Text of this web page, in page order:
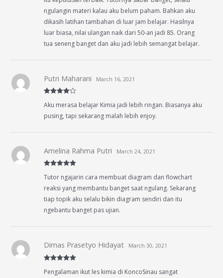
ngulangin materi kalau aku belum paham. Bahkan aku
dikasih latihan tambahan di luar jam belajar. Hasilnya
luar biasa, nilai ulangan naik dari 50-an jadi 85. Orang
tua seneng banget dan aku jadi lebih semangat belajar.
out of 5
Putri Maharani March 16, 2021
Aku merasa belajar Kimia jadi lebih ringan. Biasanya aku
pusing, tapi sekarang malah lebih enjoy.
of 5
Amelina Rahma Putri March 24, 2021
Tutor ngajarin cara membuat diagram dan flowchart
reaksi yang membantu banget saat ngulang. Sekarang
tiap topik aku selalu bikin diagram sendiri dan itu
ngebantu banget pas ujian.
of 5
Dimas Prasetyo Hidayat March 30, 2021
Pengalaman ikut les kimia di KoncoSinau sangat